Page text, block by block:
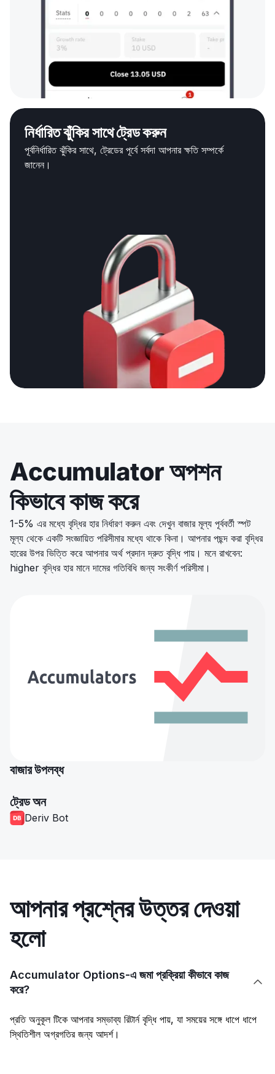
নির্ধারিত ঝুঁকির সাথে ট্রেড করুন
পূর্বনির্ধারিত ঝুঁকির সাথে, ট্রেডের পূর্বে সর্বদা আপনার ক্ষতি সম্পর্কে
জানেন।
Accumulator অপশন
কিভাবে কাজ করে
1-5% এর মধ্যে বৃদ্ধির হার নির্ধারণ করুন এবং দেখুন বাজার মূল্য পূর্ববর্তী স্পট
মূল্য থেকে একটি সংজ্ঞায়িত পরিসীমার মধ্যে থাকে কিনা। আপনার পছন্দ করা বৃদ্ধির
হারের উপর ভিত্তি করে আপনার অর্থ প্রদান দ্রুত বৃদ্ধি পায়। মনে রাখবেন:
higher বৃদ্ধির হার মানে দামের গতিবিধি জন্য সংকীর্ণ পরিসীমা।
বাজার উপলব্ধ
ট্রেড অন
Deriv Bot
আপনার প্রশ্নের উত্তর দেওয়া
হলো
Accumulator Options-এ জমা প্রক্রিয়া কীভাবে কাজ
করে?

প্রতি অনুকূল টিকে আপনার সম্ভাব্য রিটার্ন বৃদ্ধি পায়, যা সময়ের সঙ্গে ধাপে ধাপে
স্থিতিশীল অগ্রগতির জন্য আদর্শ।